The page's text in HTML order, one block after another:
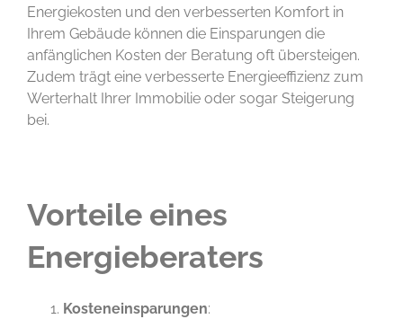
Energiekosten und den verbesserten Komfort in
Ihrem Gebäude können die Einsparungen die
anfänglichen Kosten der Beratung oft übersteigen.
Zudem trägt eine verbesserte Energieeffizienz zum
Werterhalt Ihrer Immobilie oder sogar Steigerung
bei.
Vorteile eines
Energieberaters
Kosteneinsparungen: